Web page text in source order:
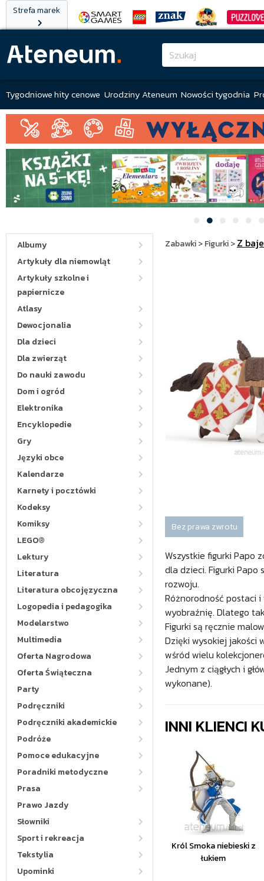
Strefa marek
Tygodniowe hity cenowe Urodziny Ateneum Nowości tygodnia
Albumy
Artykuły dla niemowląt
Artykuły szkolne i
papiernicze
Atlasy
Dewocjonalia
Dla dzieci
Dla zwierząt
Do nauki zawodu
Dom i ogród
Elektronika
Encyklopedie
Gry
Języki obce
Kalendarze
Karnety i pocztówki
Kodeksy
Komiksy
LEGO®
Lektury
Literatura
Literatura obcojęzyczna
Logopedia i pedagogika
Modelarstwo
Multimedia
Oferta Nagrodowa
Oferta Świąteczna
Party
Podręczniki
Podręczniki akademickie
Podróże
Pomoce edukacyjne
Poradniki metodyczne
Prasa
Prawo Jazdy
Słowniki
Sport i rekreacja
Tekstylia
Upominki
Zabawki>Figurki>Z
Bez prawa zwrotu
Wszystkie figurki Papo
dla dzieci. Figurki
rozwoju.
Różnorodność postaci
wyobraźnię. Dlatego
Figurki są ręcznie
Dzięki wysokiej jakości
wśród wielu
Jednym z ciągłych i
wykonane).
INNI KLIENCI
Król Smoka niebieski z
łukiem